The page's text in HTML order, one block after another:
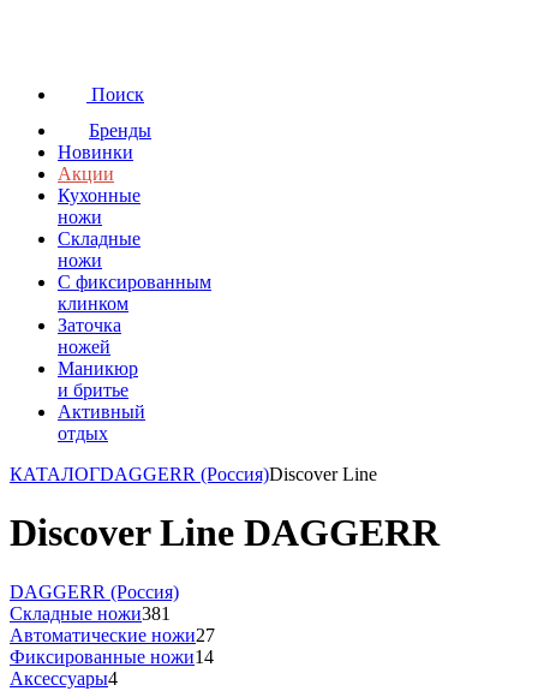
Поиск
Бренды
Новинки
Акции
Кухонные
ножи
Складные
ножи
C фиксированным
клинком
Заточка
ножей
Маникюр
и бритье
Активный
отдых
КАТАЛОГDAGGERR (Россия)Discover Line
Discover Line DAGGERR
DAGGERR (Россия)
Складные ножи381
Автоматические ножи27
Фиксированные ножи14
Аксессуары4